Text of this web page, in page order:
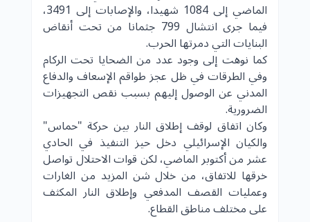
الماضي إلى 1084 شهيدا، والإصابات إلى 3491،
فيما جرى انتشال 799 جثمانا من تحت أنقاض
البنايات التي دمرتها الحرب.
كما نوهت إلى وجود عدد من الضحايا تحت الركام
وفي الطرقات في ظل عجز طواقم الإسعاف والدفاع
المدني عن الوصول إليهم بسبب نقص التجهيزات
الضرورية.
وكان اتفاق لوقف إطلاق النار بين حركة "حماس"
والكيان الإسرائيلي دخل حيز التنفيذ في الحادي
عشر من أكتوبر الماضي، لكن قوات الاحتلال تواصل
خرقها للاتفاق، من خلال شن المزيد من الغارات
وعمليات القصف المدفعي وإطلاق النار المكثف
على مختلف مناطق القطاع.